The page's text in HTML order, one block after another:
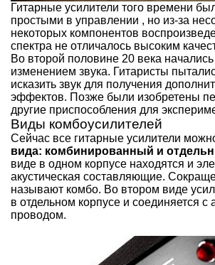
Гитарные усилители того времени
простыми в управлении , но из-за
некоторых компонентов
спектра не отличалось высоким
Во второй половине 20 века
изменением звука. Гитаристы
исказить звук для получения
эффектов. Позже были изобретены
другие приспособления для
Виды комбоусилителей
Сейчас все гитарные усилители
вида: комбинированный и
виде в одном корпусе находятся и
акустическая составляющие.
называют комбо. Во втором виде
в отдельном корпусе и соединяется с
проводом.